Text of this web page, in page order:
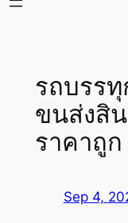
รถบรร
ขนส่งสิ
ราคาถูก
Sep 4,